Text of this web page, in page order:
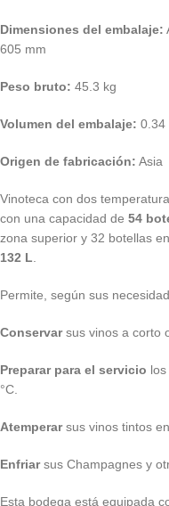
Dimensiones del embalaje:
605 mm
Peso bruto: 45.3 kg
Volumen del embalaje: 0.34
Origen de fabricación: Asia
Vinoteca con dos
con una capacidad de 54
zona superior y 32 botellas
132 L
Permite, según sus
Conservarsus vinos a corto
Preparar para el servicio
°C.
Atemperarsus vinos tintos
Enfriarsus Champagnes y
Esta bodega está equipada